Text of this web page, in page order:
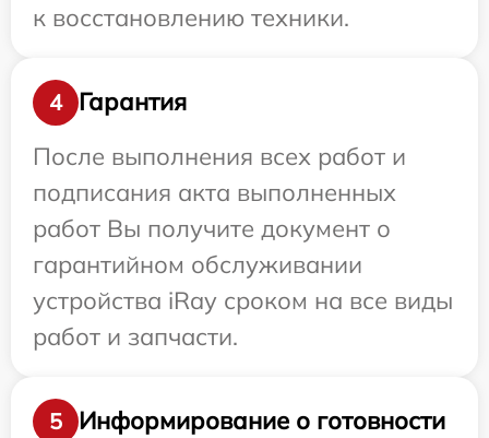
к восстановлению техники.
4
Гарантия
После выполнения всех работ и
подписания акта выполненных
работ Вы получите документ о
гарантийном обслуживании
устройства iRay сроком на все виды
работ и запчасти.
5
Информирование о готовности